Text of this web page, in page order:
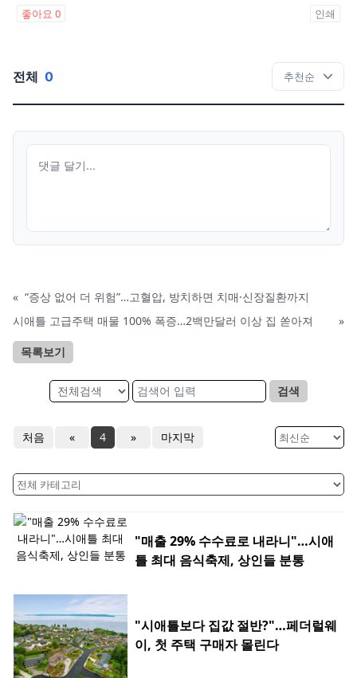
좋아요 0 인쇄
전체 0
« “증상 없어 더 위험”…고혈압, 방치하면 치매·신장질환까지
시애틀 고급주택 매물 100% 폭증…2백만달러 이상 집 쏟아져
»
목록보기
검색
처음 « 4 » 마지막
"매출 29% 수수료로 내라니"…시애
틀 최대 음식축제, 상인들 분통
"시애틀보다 집값 절반?"…페더럴웨
이, 첫 주택 구매자 몰린다